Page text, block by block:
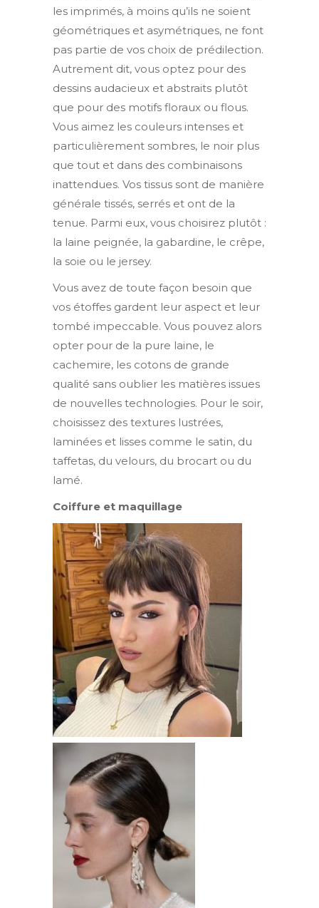
les imprimés, à moins qu’ils ne soient
géométriques et asymétriques, ne font
pas partie de vos choix de prédilection.
Autrement dit, vous optez pour des
dessins audacieux et abstraits plutôt
que pour des motifs floraux ou flous.
Vous aimez les couleurs intenses et
particulièrement sombres, le noir plus
que tout et dans des combinaisons
inattendues. Vos tissus sont de manière
générale tissés, serrés et ont de la
tenue. Parmi eux, vous choisirez plutôt :
la laine peignée, la gabardine, le crêpe,
la soie ou le jersey.
Vous avez de toute façon besoin que
vos étoffes gardent leur aspect et leur
tombé impeccable. Vous pouvez alors
opter pour de la pure laine, le
cachemire, les cotons de grande
qualité sans oublier les matières issues
de nouvelles technologies. Pour le soir,
choisissez des textures lustrées,
laminées et lisses comme le satin, du
taffetas, du velours, du brocart ou du
lamé.
Coiffure et maquillage